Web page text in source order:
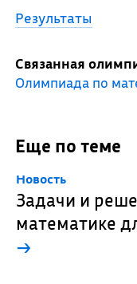
Результаты
Связанная
Олимпиада по
Еще по теме
Новость
Задачи и
математике
→